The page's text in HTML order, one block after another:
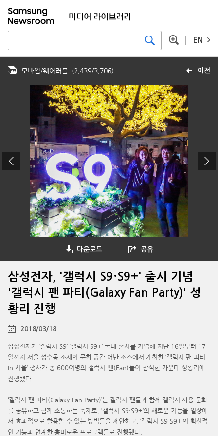
EN
이전
모바일/웨어러블 (2,439/3,706)
다운로드 공유
삼성전자, '갤럭시 S9·S9+' 출시 기념
'갤럭시 팬 파티(Galaxy Fan Party)' 성
황리 진행
2018/03/18
삼성전자가 ‘갤럭시 S9’ ‘갤럭시 S9+’ 국내 출시를 기념해 지난 16일부터 17
일까지 서울 성수동 소재의 문화 공간 어반 소스에서 개최한 ‘갤럭시 팬 파티
in 서울’ 행사가 총 600여명의 갤럭시 팬(Fan)들이 참석한 가운데 성황리에
진행됐다.
‘갤럭시 팬 파티(Galaxy Fan Party)’는 갤럭시 팬들과 함께 갤럭시 사용 문화
를 공유하고 함께 소통하는 축제로, ‘갤럭시 S9·S9+’의 새로운 기능을 일상에
서 효과적으로 활용할 수 있는 방법들을 제안하고, ‘갤럭시 S9·S9+’의 혁신적
인 기능과 연계한 흥미로운 프로그램들로 진행됐다.